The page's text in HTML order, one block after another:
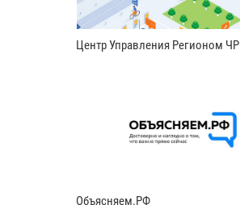
Центр Управления Регионом ЧР
Объясняем.РФ